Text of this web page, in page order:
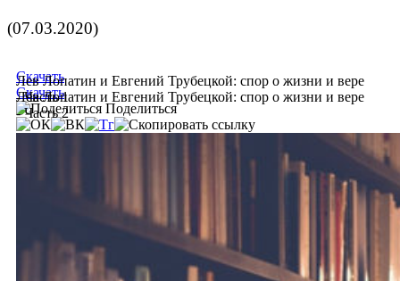
(07.03.2020)
Лев Лопатин и Евгений Трубецкой: спор о жизни и вере
- Часть 1
Скачать
Лев Лопатин и Евгений Трубецкой: спор о жизни и вере
- Часть 2
Скачать
Поделиться